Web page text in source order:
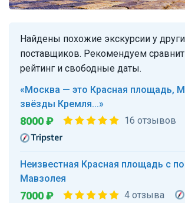
Найдены похожие экскурсии у
поставщиков. Рекомендуем
рейтинг и свободные даты.
«Москва — это Красная площадь,
звёзды Кремля...»
8000 ₽ 16 отзывов
Неизвестная Красная площадь c
Мавзолея
7000 ₽ 4 отзыва